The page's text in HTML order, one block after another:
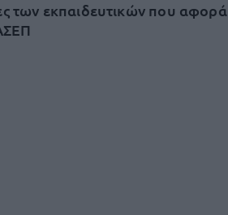
των εκπαιδευτικών που αφορά